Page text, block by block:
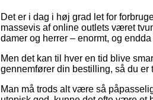
Det er i dag i høj grad let for
massevis af online outlets været
damer og herrer – enormt, og
Men det kan til hver en tid blive
gennemfører din bestilling, så du
Man må trods alt være så